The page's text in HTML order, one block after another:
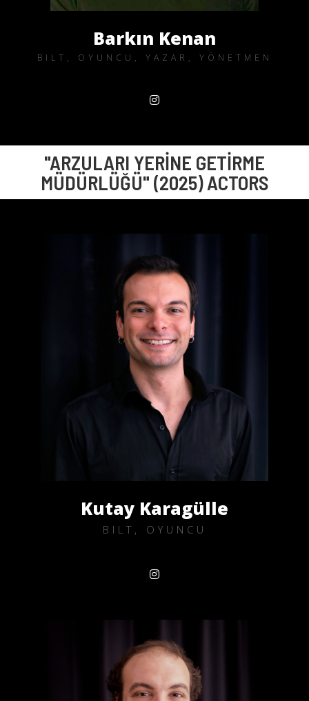
Barkın Kenan
BILT, OYUNCU, YAZAR, YÖNETMEN
"ARZULARI YERİNE GETİRME
MÜDÜRLÜĞÜ" (2025) ACTORS
Kutay Karagülle
BILT, OYUNCU